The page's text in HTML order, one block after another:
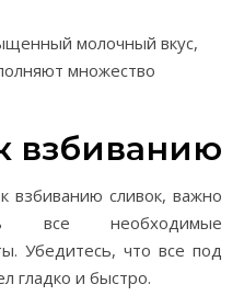
молочный вкус,
множество
взбиванию
взбиванию сливок, важно
все необходимые
Убедитесь, что все под
гладко и быстро.